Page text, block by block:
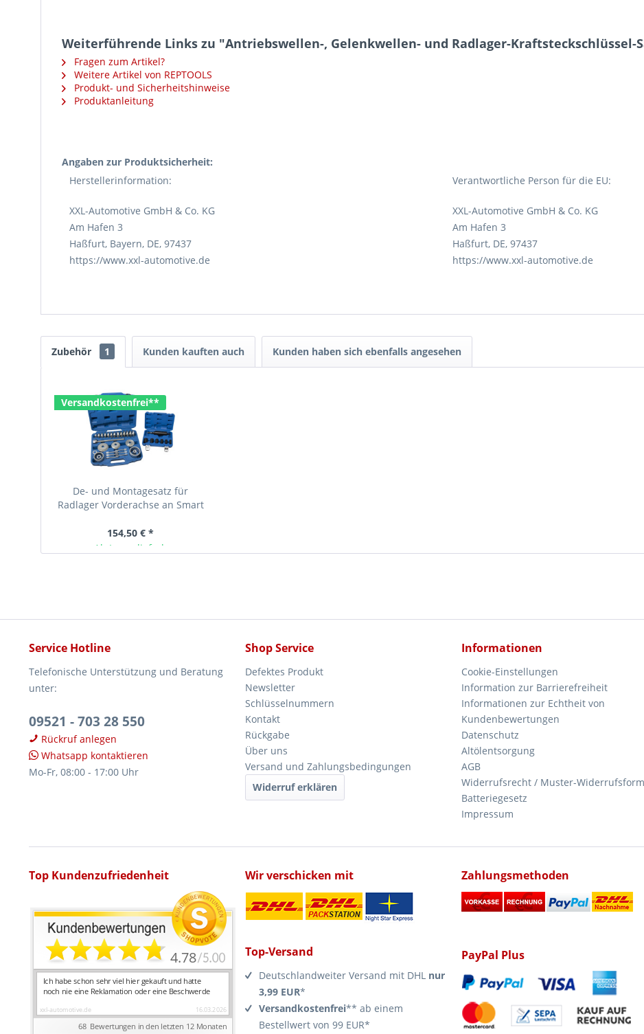
Weiterführende Links zu "Antriebswellen-, Gelenkwellen- und Radlager-Kraftsteckschlüssel-
Fragen zum Artikel?
Weitere Artikel von REPTOOLS
Produkt- und Sicherheitshinweise
Produktanleitung
Angaben zur Produktsicherheit:
Herstellerinformation:
XXL-Automotive GmbH & Co. KG
Am Hafen 3
Haßfurt, Bayern, DE, 97437
https://www.xxl-automotive.de
Verantwortliche Person für die EU:
XXL-Automotive GmbH & Co. KG
Am Hafen 3
Haßfurt, DE, 97437
https://www.xxl-automotive.de
Zubehör 1 Kunden kauften auch Kunden haben sich ebenfalls angesehen
Versandkostenfrei**
De- und Montagesatz für
Radlager Vorderachse an Smart
154,50 € *
Ab Lager lieferbar
Service Hotline
Telefonische Unterstützung und Beratung
unter:
09521 - 703 28 550
Rückruf anlegen
Whatsapp kontaktieren
Mo-Fr, 08:00 - 17:00 Uhr
Shop Service
Defektes Produkt
Newsletter
Schlüsselnummern
Kontakt
Rückgabe
Über uns
Versand und Zahlungsbedingungen
Widerruf erklären
Informationen
Cookie-Einstellungen
Information zur Barrierefreiheit
Informationen zur Echtheit von
Kundenbewertungen
Datenschutz
Altölentsorgung
AGB
Widerrufsrecht / Muster-
Batteriegesetz
Impressum
Top Kundenzufriedenheit Wir verschicken mit
Top-Versand
Deutschlandweiter Versand mit DHL nur
3,99 EUR*
Versandkostenfrei** ab einem
Bestellwert von 99 EUR*
Zahlungsmethoden
PayPal Plus